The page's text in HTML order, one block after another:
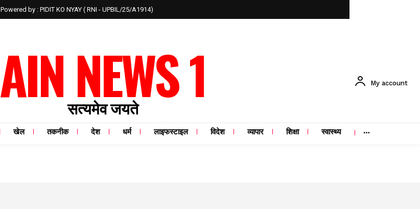
Powered by : PIDIT KO NYAY ( RNI - UPBIL/25/A1914)
AIN NEWS 1
सत्यमेव जयते
My account
खेल तकनीक देश धर्म लाइफस्टाइल विदेश व्यापार शिक्षा स्वास्थ्य